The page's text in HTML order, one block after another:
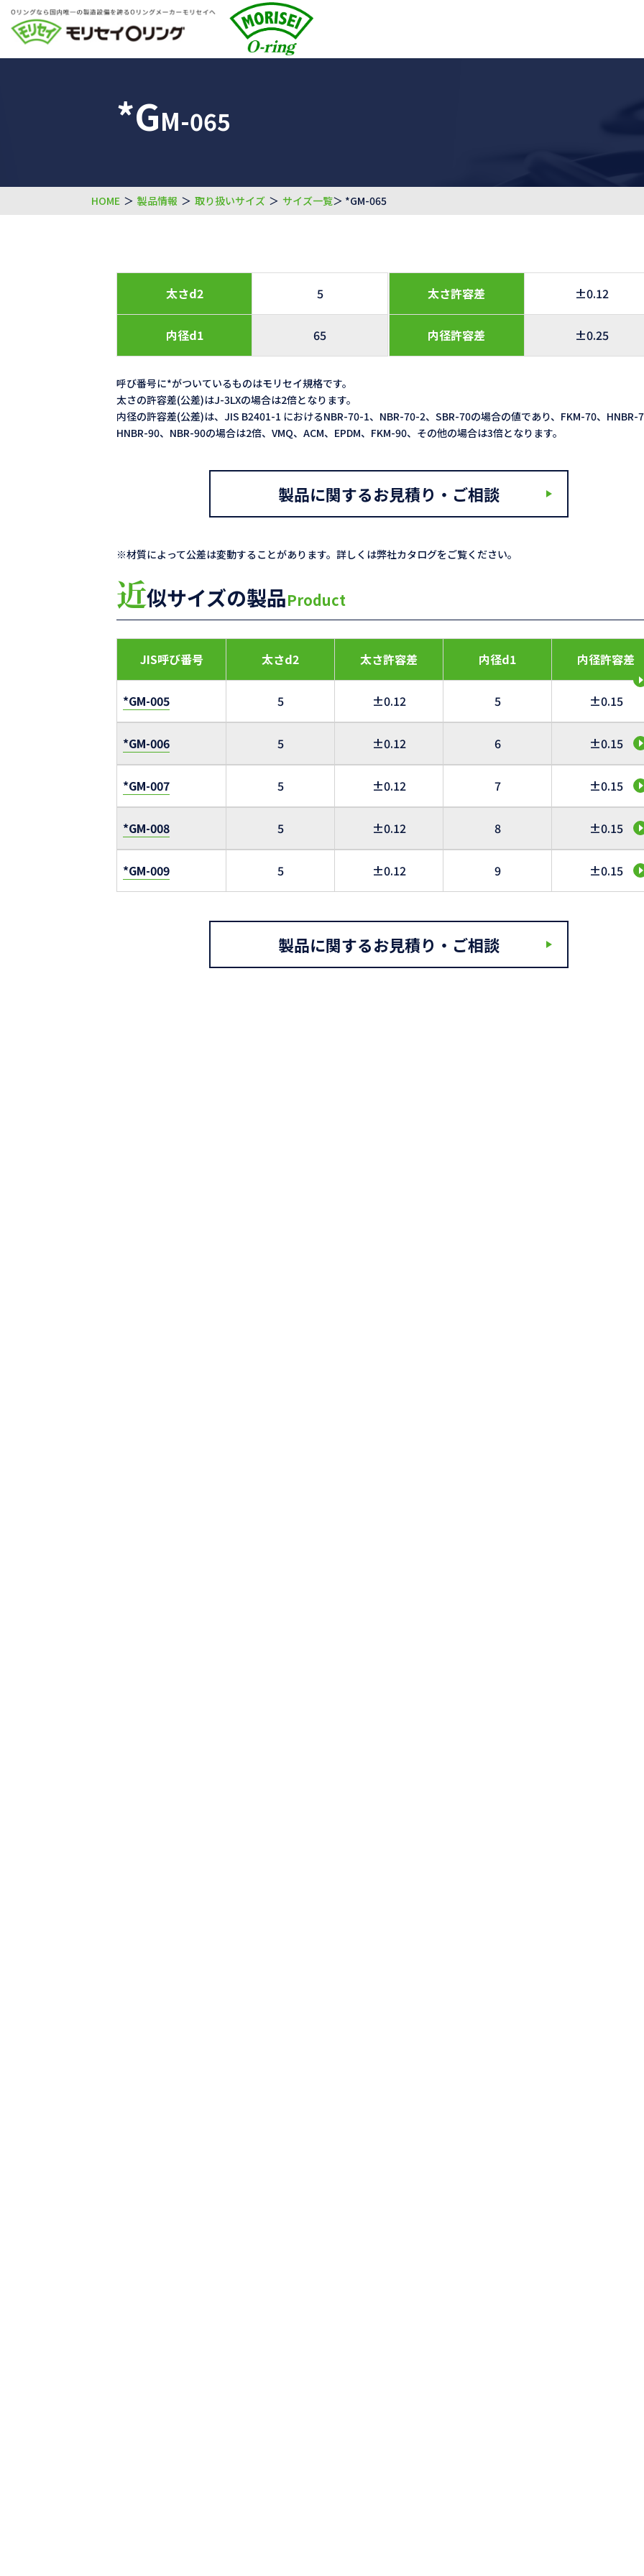
*GM-065
HOME ＞ 製品情報 ＞ 取り扱いサイズ ＞ サイズ一覧＞ *GM-065
太さd2 5
内径d1 65
太さ許容差 ±0.12
内径許容差 ±0.25
呼び番号に*がついているものはモリセイ規格です。
太さの許容差(公差)はJ-3LXの場合は2倍となります。
内径の許容差(公差)は、JIS B2401-1 におけるNBR-70-1、NBR-70-2、SBR-70の場合の値であり、FKM-70、HNBR-
HNBR-90、NBR-90の場合は2倍、VMQ、ACM、EPDM、FKM-90、その他の場合は3倍となります。
製品に関するお見積り・ご相談
※材質によって公差は変動することがあります。詳しくは弊社カタログをご覧ください。
近似サイズの製品Product
JIS呼び番号 太さd2 太さ許容差 内径d1 内径許容差
*GM-005 5 ±0.12 5 ±0.15
*GM-006 5 ±0.12 6 ±0.15
*GM-007 5 ±0.12 7 ±0.15
*GM-008 5 ±0.12 8 ±0.15
*GM-009 5 ±0.12 9 ±0.15
製品に関するお見積り・ご相談